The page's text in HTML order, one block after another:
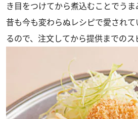
き目をつけてから煮込むことでうま
昔も今も変わらぬレシピで愛され
るので、注文してから提供までのス